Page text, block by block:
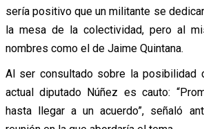
sería positivo que un militante se
la mesa de la colectividad, pero al
nombres como el de Jaime Quintana.
Al ser consultado sobre la posibilidad
actual diputado Núñez es cauto:
hasta llegar a un acuerdo”, señaló